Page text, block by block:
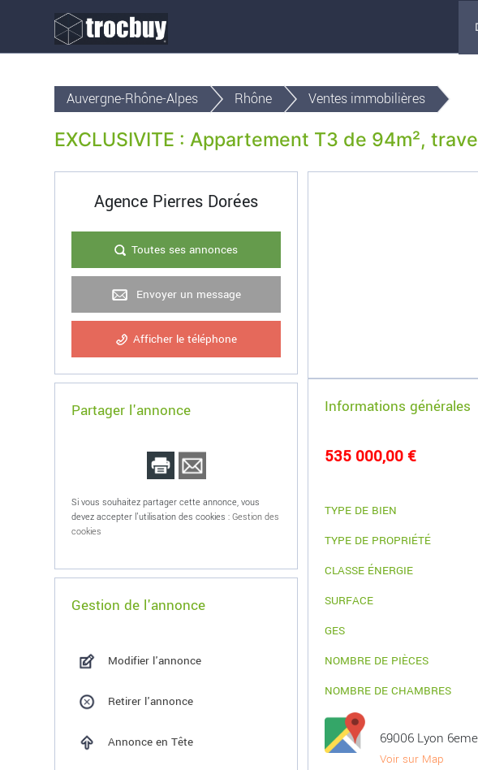
Auvergne-Rhône-Alpes Rhône Ventes immobilières
EXCLUSIVITE : Appartement T3 de 94m²,
Agence Pierres Dorées
Toutes ses annonces
Envoyer un message
Afficher le téléphone
Partager l'annonce
Si vous souhaitez partager cette annonce, vous
devez accepter l'utilisation des cookies :Gestion des
cookies
Gestion de l'annonce
Modifier l'annonce
Retirer l'annonce
Annonce en Tête
Informations générales
535 000,00 €
TYPE DE BIEN
TYPE DE PROPRIÉTÉ
CLASSE ÉNERGIE
SURFACE
GES
NOMBRE DE PIÈCES
NOMBRE DE CHAMBRES
69006 Lyon
Voir sur Map